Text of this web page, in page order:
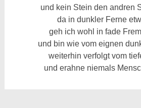
und kein Stein den andren
da in dunkler Ferne
geh ich wohl in fade
und bin wie vom eignen
weiterhin verfolgt vom
und erahne niemals